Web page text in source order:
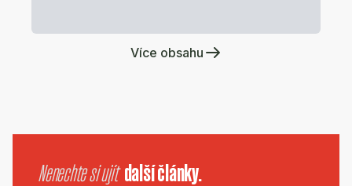
Více obsahu
Nenechte si ujít další články.